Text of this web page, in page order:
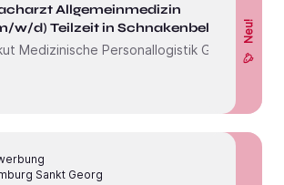
Allgemeinmedizin
w/d) Teilzeit in Schnakenbek
Medizinische Personallogistik GmbH
Neu!
Sankt Georg